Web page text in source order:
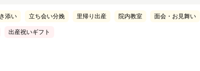
ような個室でトイレ付きです。部屋にトイレあるって出産後
味しくて毎食楽しみに食べさせていただきました！特にご褒
沐浴などの基礎を教えていただけます。 そして入院中のミル
中作らず済むの本当に助かります…！ バースデイフォト用の貸
添い 立ち会い分娩 里帰り出産 院内教室 面会・お見舞い
出産祝いギフト